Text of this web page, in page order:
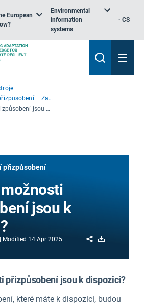
European
Environmental
information
systems
CS
Nástroj na podporu přizpůsobení – Začínáme
3.1 Jaké možnosti přizpůsobení jsou k dispozici?
přizpůsobení
jsou k
Modified 14 Apr 2025 Share
přizpůsobení jsou k dispozici?
které máte k dispozici, budou